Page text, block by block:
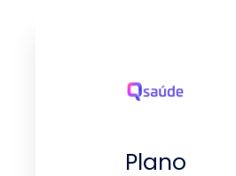
Plano